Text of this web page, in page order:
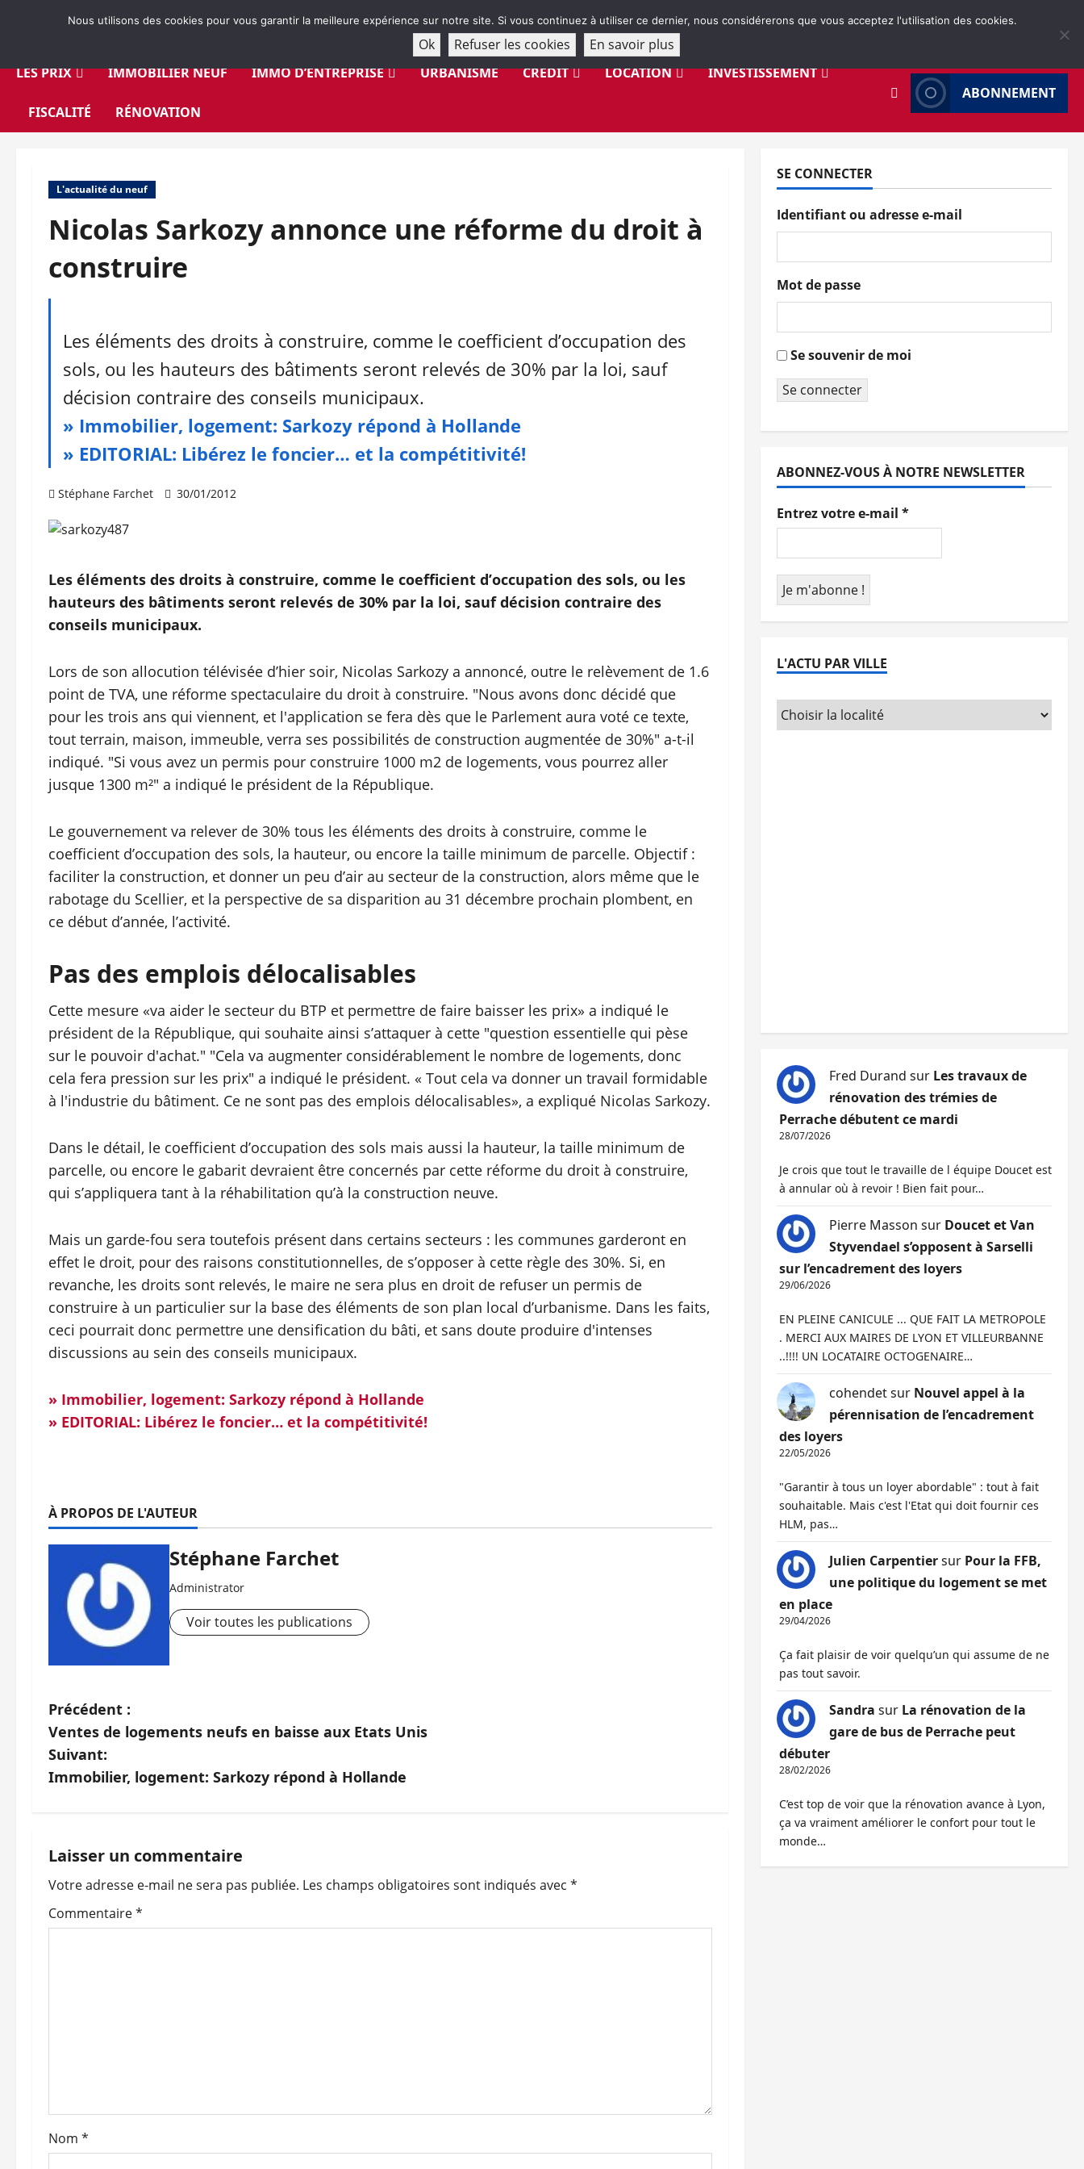
LES PRIX
IMMOBILIER NEUF IMMO D’ENTREPRISE URBANISME CRÉDIT LOCATION INVESTISSEMENT
FISCALITÉ RÉNOVATION
ABONNEMENT
L'actualité du neuf
Nicolas Sarkozy annonce une réforme du droit à
construire
Les éléments des droits à construire, comme le coefficient d’occupation des
sols, ou les hauteurs des bâtiments seront relevés de 30% par la loi, sauf
décision contraire des conseils municipaux.
» Immobilier, logement: Sarkozy répond à Hollande
» EDITORIAL: Libérez le foncier… et la compétitivité!
Stéphane Farchet 30/01/2012
Les éléments des droits à construire, comme le coefficient d’occupation des sols, ou les
hauteurs des bâtiments seront relevés de 30% par la loi, sauf décision contraire des
conseils municipaux.
Lors de son allocution télévisée d’hier soir, Nicolas Sarkozy a annoncé, outre le relèvement de 1.6
point de TVA, une réforme spectaculaire du droit à construire. "Nous avons donc décidé que
pour les trois ans qui viennent, et l'application se fera dès que le Parlement aura voté ce texte,
tout terrain, maison, immeuble, verra ses possibilités de construction augmentée de 30%" a-t-il
indiqué. "Si vous avez un permis pour construire 1000 m2 de logements, vous pourrez aller
jusque 1300 m²" a indiqué le président de la République.
Le gouvernement va relever de 30% tous les éléments des droits à construire, comme le
coefficient d’occupation des sols, la hauteur, ou encore la taille minimum de parcelle. Objectif :
faciliter la construction, et donner un peu d’air au secteur de la construction, alors même que le
rabotage du Scellier, et la perspective de sa disparition au 31 décembre prochain plombent, en
ce début d’année, l’activité.
Pas des emplois délocalisables
Cette mesure «va aider le secteur du BTP et permettre de faire baisser les prix» a indiqué le
président de la République, qui souhaite ainsi s’attaquer à cette "question essentielle qui pèse
sur le pouvoir d'achat." "Cela va augmenter considérablement le nombre de logements, donc
cela fera pression sur les prix" a indiqué le président. « Tout cela va donner un travail formidable
à l'industrie du bâtiment. Ce ne sont pas des emplois délocalisables», a expliqué Nicolas Sarkozy.
Dans le détail, le coefficient d’occupation des sols mais aussi la hauteur, la taille minimum de
parcelle, ou encore le gabarit devraient être concernés par cette réforme du droit à construire,
qui s’appliquera tant à la réhabilitation qu’à la construction neuve.
Mais un garde-fou sera toutefois présent dans certains secteurs : les communes garderont en
effet le droit, pour des raisons constitutionnelles, de s’opposer à cette règle des 30%. Si, en
revanche, les droits sont relevés, le maire ne sera plus en droit de refuser un permis de
construire à un particulier sur la base des éléments de son plan local d’urbanisme. Dans les faits,
ceci pourrait donc permettre une densification du bâti, et sans doute produire d'intenses
discussions au sein des conseils municipaux.
» Immobilier, logement: Sarkozy répond à Hollande
» EDITORIAL: Libérez le foncier… et la compétitivité!
À PROPOS DE L'AUTEUR
Stéphane Farchet
Administrator
Voir toutes les publications
N
a
v
g
a
t
a
r
Précédent :
Ventes de logements neufs en baisse aux Etats Unis
Suivant:
Immobilier, logement: Sarkozy répond à Hollande
Laisser un commentaire
Votre adresse e-mail ne sera pas publiée. Les champs obligatoires sont indiqués avec *
Commentaire*
Nom *
SE CONNECTER
Identifiant ou adresse e-mail
Mot de passe
Se souvenir de moi
Se connecter
ABONNEZ-VOUS À NOTRE NEWSLETTER
Entrez votre e-mail *
L'ACTU PAR VILLE
Fred Durand sur Les travaux de
rénovation des trémies de
Perrache débutent ce mardi
28/07/2026
Je crois que tout le travaille de l équipe Doucet est
à annular où à revoir ! Bien fait pour…
Pierre Masson sur Doucet et Van
Styvendael s’opposent à Sarselli
sur l’encadrement des loyers
29/06/2026
EN PLEINE CANICULE ... QUE FAIT LA METROPOLE
. MERCI AUX MAIRES DE LYON ET VILLEURBANNE
..!!!! UN LOCATAIRE OCTOGENAIRE…
cohendetsur Nouvel appel à la
pérennisation de l’encadrement
des loyers
22/05/2026
"Garantir à tous un loyer abordable" : tout à fait
souhaitable. Mais c'est l'Etat qui doit fournir ces
HLM, pas…
Julien Carpentiersur Pour la FFB,
une politique du logement se met
en place
29/04/2026
Ça fait plaisir de voir quelqu’un qui assume de ne
pas tout savoir.
Sandra sur La rénovation de la
gare de bus de Perrache peut
débuter
28/02/2026
C’est top de voir que la rénovation avance à Lyon,
ça va vraiment améliorer le confort pour tout le
monde…
Nous utilisons des cookies pour vous garantir la meilleure expérience sur notre site. Si vous continuez à utiliser ce dernier, nous considérerons que vous acceptez l'utilisation des cookies.
Ok Refuser les cookies En savoir plus